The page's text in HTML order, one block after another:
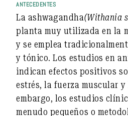
ANTECEDENTES
La ashwagandha(Withania
planta muy utilizada en la
y se emplea
y tónico. Los estudios en
indican efectos positivos
estrés, la fuerza muscular
embargo, los estudios
menudo pequeños o